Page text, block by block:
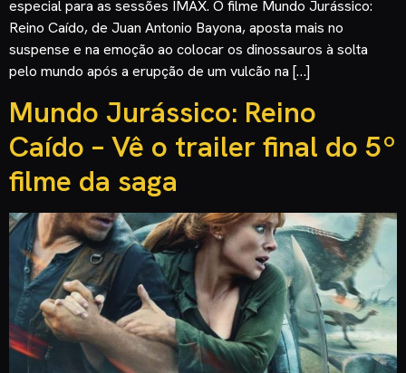
especial para as sessões IMAX. O filme Mundo Jurássico:
Reino Caído, de Juan Antonio Bayona, aposta mais no
suspense e na emoção ao colocar os dinossauros à solta
pelo mundo após a erupção de um vulcão na […]
Mundo Jurássico: Reino
Caído – Vê o trailer final do 5º
filme da saga